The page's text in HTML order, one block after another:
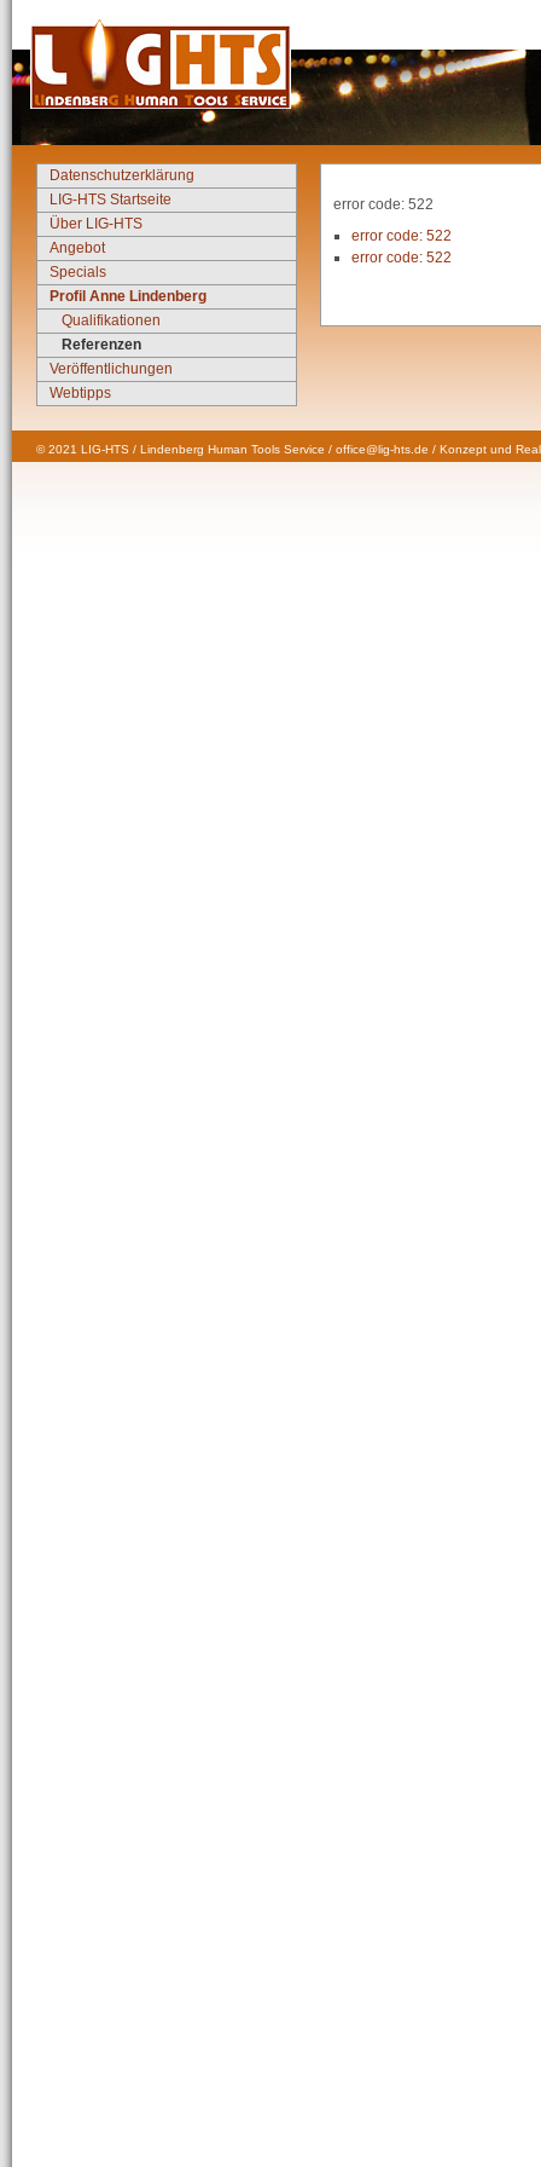
Datenschutzerklärung
LIG-HTS Startseite
Über LIG-HTS
Angebot
Specials
Profil Anne Lindenberg
Qualifikationen
Referenzen
Veröffentlichungen
Webtipps
error code: 522
error code: 522
error code: 522
© 2021 LIG-HTS / Lindenberg Human Tools Service / office@lig-hts.de / Konzept und